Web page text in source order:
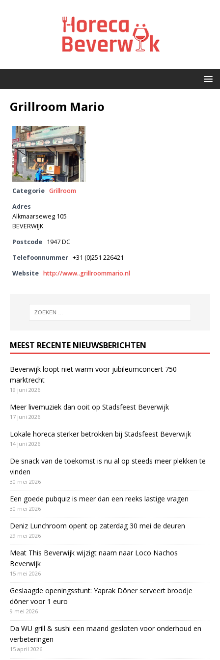
Grillroom Mario
Categorie Grillroom
Adres
Alkmaarseweg 105
BEVERWIJK
Postcode 1947 DC
Telefoonnummer +31 (0)251 226421
Website http://www..grillroommario.nl
MEEST RECENTE NIEUWSBERICHTEN
Beverwijk loopt niet warm voor jubileumconcert 750
marktrecht
19 juni 2026
Meer livemuziek dan ooit op Stadsfeest Beverwijk
17 juni 2026
Lokale horeca sterker betrokken bij Stadsfeest Beverwijk
14 juni 2026
De snack van de toekomst is nu al op steeds meer plekken te
vinden
30 mei 2026
Een goede pubquiz is meer dan een reeks lastige vragen
30 mei 2026
Deniz Lunchroom opent op zaterdag 30 mei de deuren
29 mei 2026
Meat This Beverwijk wijzigt naam naar Loco Nachos
Beverwijk
15 mei 2026
Geslaagde openingsstunt: Yaprak Döner serveert broodje
döner voor 1 euro
9 mei 2026
Da WU grill & sushi een maand gesloten voor onderhoud en
verbeteringen
15 april 2026